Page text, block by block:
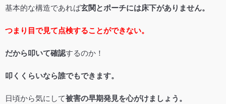
基本的な構造であれば玄関とポーチには床下がありません。
つまり目で見て点検することができない。
だから叩いて確認するのか！
叩くくらいなら誰でもできます。
日頃から気にして被害の早期発見を心がけましょう。